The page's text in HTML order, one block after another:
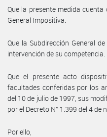
Que la presente medida
General Impositiva.
Que la Subdirección General
intervención de su competencia.
Que el presente acto
facultades conferidas por los
del 10 de julio de 1997, sus
por el Decreto N° 1.399 del 4 de
Por ello,